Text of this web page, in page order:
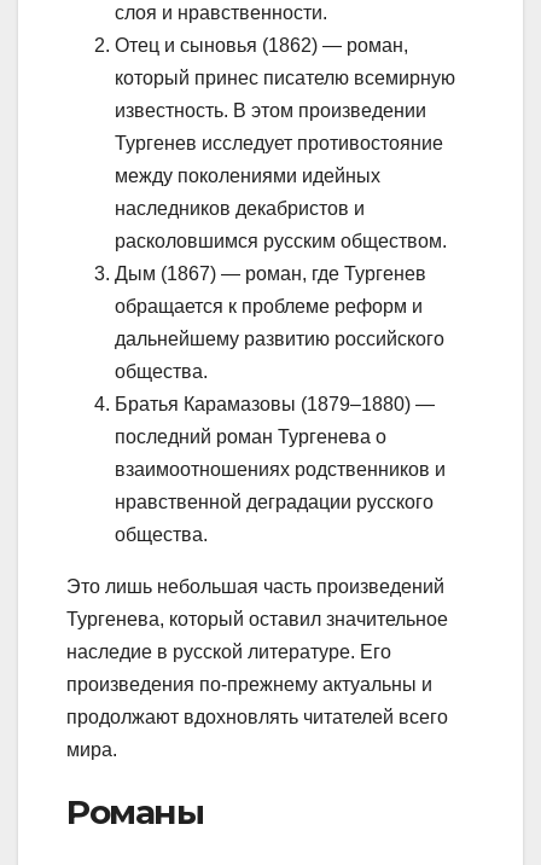
слоя и нравственности.
Отец и сыновья (1862) — роман,
который принес писателю всемирную
известность. В этом произведении
Тургенев исследует противостояние
между поколениями идейных
наследников декабристов и
расколовшимся русским обществом.
Дым (1867) — роман, где Тургенев
обращается к проблеме реформ и
дальнейшему развитию российского
общества.
Братья Карамазовы (1879–1880) —
последний роман Тургенева о
взаимоотношениях родственников и
нравственной деградации русского
общества.
Это лишь небольшая часть произведений
Тургенева, который оставил значительное
наследие в русской литературе. Его
произведения по-прежнему актуальны и
продолжают вдохновлять читателей всего
мира.
Романы